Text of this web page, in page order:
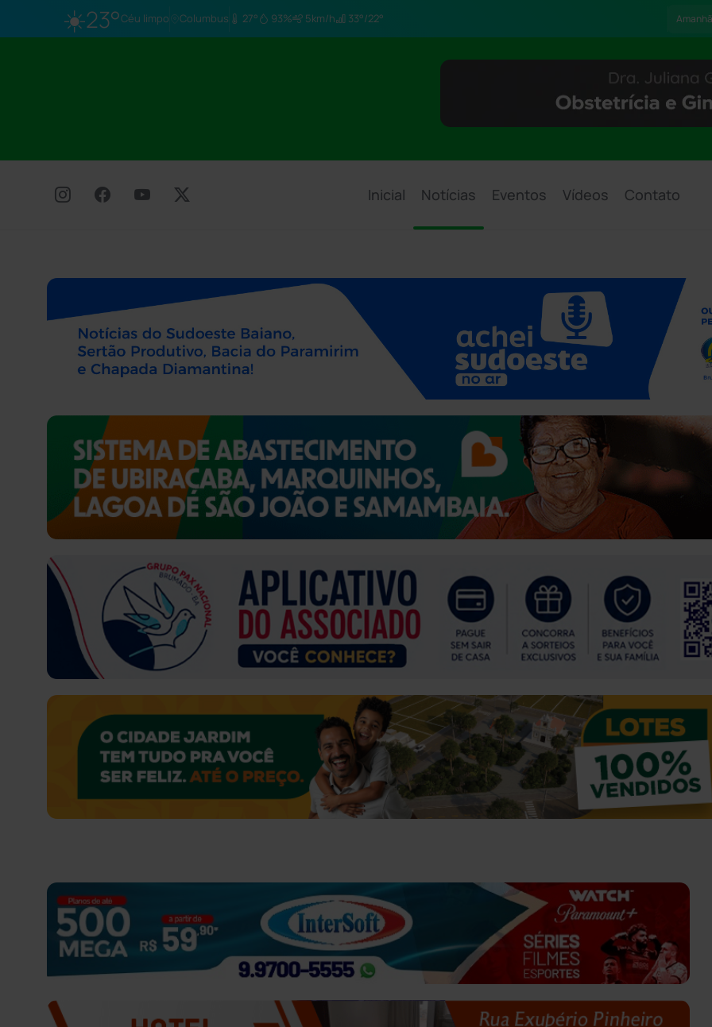
☀️23°Céu limpo Columbus 27° 93% 5km/h 33°/22° Amanhã
Inicial Notícias Eventos Vídeos Contato